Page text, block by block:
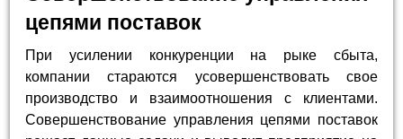
цепями поставок
При усилении конкуренции на рыке сбыта,
компании стараются усовершенствовать свое
производство и взаимоотношения с клиентами.
Совершенствование управления цепями поставок